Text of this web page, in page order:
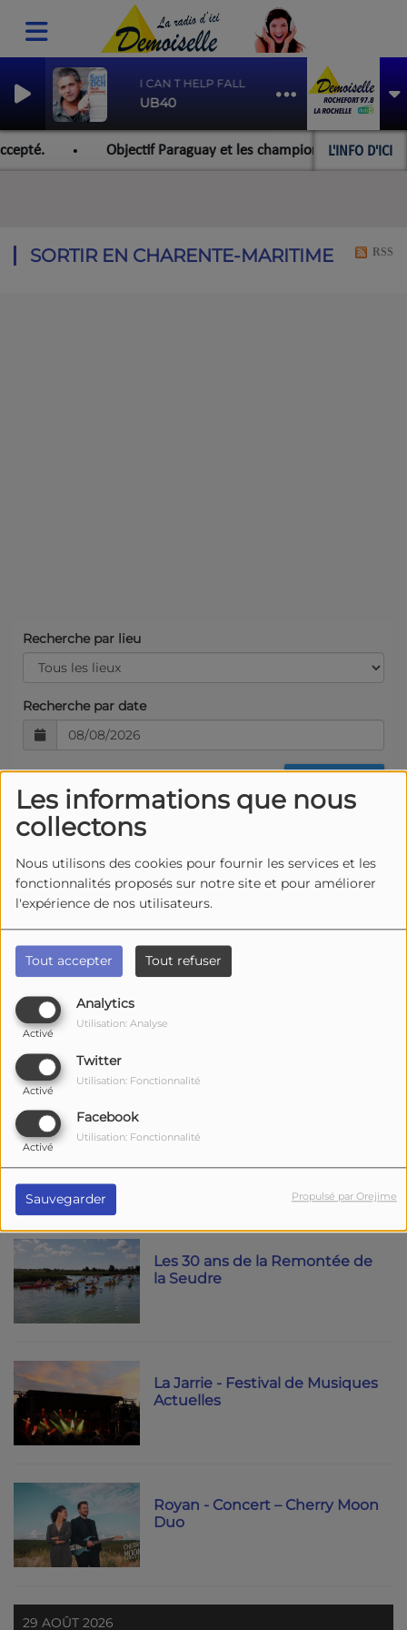
Les informations que nous
collectons
Nous utilisons des cookies pour fournir les services et les
fonctionnalités proposés sur notre site et pour améliorer
l'expérience de nos utilisateurs.
Tout accepter Tout refuser
Analytics
Activé
Utilisation: Analyse
Twitter
Activé
Utilisation: Fonctionnalité
Facebook
Activé
Utilisation: Fonctionnalité
Sauvegarder Propulsé par Orejime
I CAN T HELP FALLING IN LOVE WITH YOU
UB40
L'INFO D'ICI
Objectif Paraguay et les championnats du
SORTIR EN CHARENTE-MARITIME RSS
Recherche par lieu
Recherche par date
Lussant - Les Mercredis Jazz
27 AOÛT 2026
Fouras-les-Bains - Route des
28 AOÛT 2026
Les 30 ans de la Remontée de
la Seudre
La Jarrie - Festival de Musiques
Actuelles
Royan - Concert – Cherry Moon
Duo
29 AOÛT 2026